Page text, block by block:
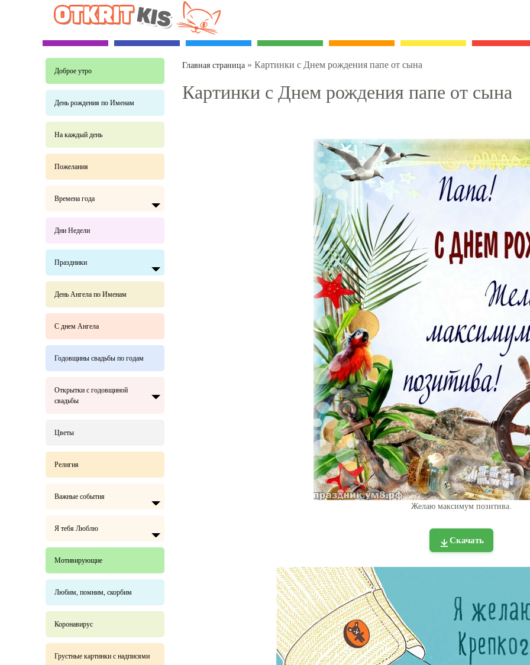
Доброе утро
День рождения по Именам
На каждый день
Пожелания
Времена года
Дни Недели
Праздники
День Ангела по Именам
С днем Ангела
Годовщины свадьбы по годам
Открытки с годовщиной
свадьбы
Цветы
Религия
Важные события
Я тебя Люблю
Мотивирующие
Любим, помним, скорбим
Коронавирус
Грустные картинки с надписями
Главная страница » Картинки с Днем рождения папе от сына
Картинки с Днем рождения папе от сына
Желаю максимум позитива.
Скачать